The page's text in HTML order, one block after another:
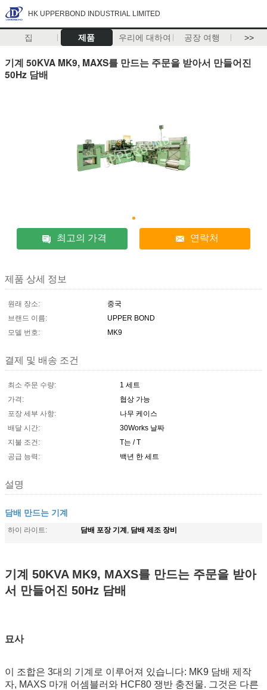
HK UPPERBOND INDUSTRIAL LIMITED
집 제품 우리에 대하여 공장 여행 >>
기계 50KVA MK9, MAXS를 만드는 주문을 받아서 만들어진
50Hz 담배
최고의 가격 연락처
제품 상세 정보
원래 장소:
중국
브랜드 이름:
UPPER BOND
모델 번호:
MK9
결제 및 배송 조건
최소 주문 수량:
1 세트
가격:
협상 가능
포장 세부 사항:
나무 케이스
배달 시간:
30Works 날짜
지불 조건:
T는 / T
공급 능력:
백년 한 세트
설명
담배 만드는 기계
하이 라이트: 담배 포장 기계, 담배 제조 장비
기계 50KVA MK9, MAXS를 만드는 주문을 받아
서 만들어진 50Hz 담배
묘사
이 조합은 3대의 기계로 이루어져 있습니다: MK9 담배 제작
자, MAXS 마개 어셈블러와 HCF80 쟁반 충전물. 그것은 다른